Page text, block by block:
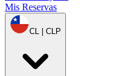
Mis Reservas
CL | CLP